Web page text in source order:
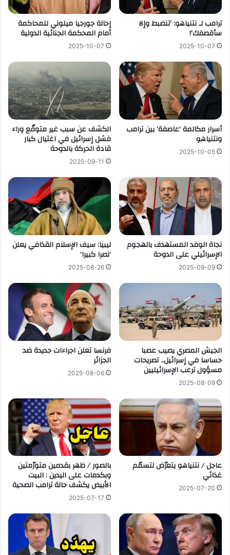
ترامب لـ نتنياهو: ‘تنضبط وإلا
سأقصفك’!
2025-10-07
إحالة جورجيا ميلوني للمحاكمة
أمام المحكمة الجنائية الدولية
2025-10-07
أسرار مكالمة ‘عاصفة’ بين ترامب
ونتنياهو
2025-10-05
الكشف عن سبب غير متوقّع وراء
فشل إسرائيل في اغتيال كبار
قادة الحركة بالدوحة
2025-09-11
نجاة الوفد المستهدف بالهجوم
الإسرائيلي على الدوحة
2025-09-09
ليبيا: سيف الإسلام القذافي يعلن
‘نصرا كبيرا’
2025-08-26
الجيش المصري يصيب عصبا
حساسا في إسرائيل.. تصريحات
مسؤول ترعب الإسرائيليين
2025-08-09
فرنسا تعلن اجراءات جديدة ضد
الجزائر
2025-08-06
عاجل / نتنياهو يتعرّض لتسمّم
غذائي
2025-07-20
بالصور / ظهر بقدمين متورّمتين
وبكدمات على اليدين : البيت
الأبيض يكشف حالة ترامب الصحية
2025-07-17